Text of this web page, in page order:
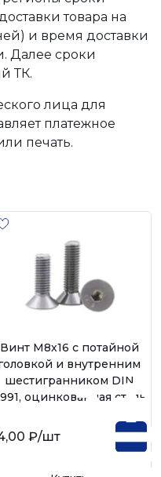
товара на
и время доставки
Далее сроки
ТК.
лица для
платежное
печать.
Винт М8х16 с потайной
и внутренним
шестигранником DIN
оцинкованная сталь
₽/шт